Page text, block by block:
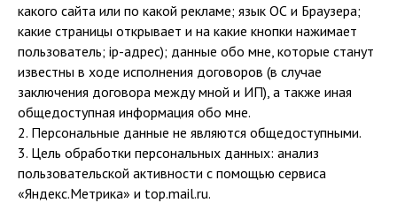
какого сайта или по какой рекламе; язык ОС и Браузера;
какие страницы открывает и на какие кнопки нажимает
пользователь; ip-адрес); данные обо мне, которые станут
известны в ходе исполнения договоров (в случае
заключения договора между мной и ИП), а также иная
общедоступная информация обо мне.
2. Персональные данные не являются общедоступными.
3. Цель обработки персональных данных: анализ
пользовательской активности с помощью сервиса
«Яндекс.Метрика» и top.mail.ru.